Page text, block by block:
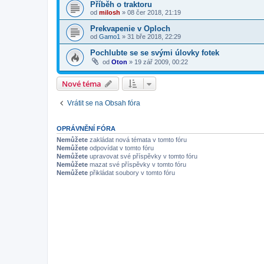
Příběh o traktoru
od milosh » 08 čer 2018, 21:19
Prekvapenie v Oploch
od Gamo1 » 31 bře 2018, 22:29
Pochlubte se se svými úlovky fotek
od Oton » 19 zář 2009, 00:22
Nové téma
Vrátit se na Obsah fóra
OPRÁVNĚNÍ FÓRA
Nemůžete zakládat nová témata v tomto fóru
Nemůžete odpovídat v tomto fóru
Nemůžete upravovat své příspěvky v tomto fóru
Nemůžete mazat své příspěvky v tomto fóru
Nemůžete přikládat soubory v tomto fóru